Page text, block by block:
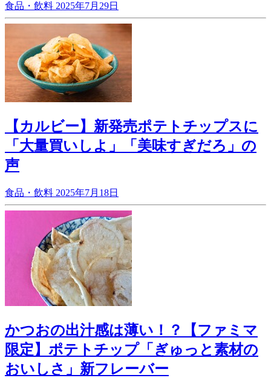
食品・飲料 2025年7月29日
【カルビー】新発売ポテトチップスに
「大量買いしよ」「美味すぎだろ」の
声
食品・飲料 2025年7月18日
かつおの出汁感は薄い！？【ファミマ
限定】ポテトチップ「ぎゅっと素材の
おいしさ」新フレーバー